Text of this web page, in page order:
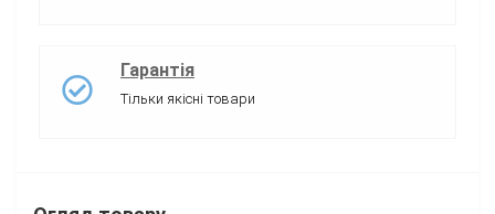
Гарантія
Тільки якісні товари